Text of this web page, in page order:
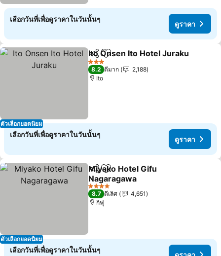
เลือกวันที่เพื่อดูราคาในวันนั้นๆ
ดูราคา
ตัวเลือกยอดนิยม
แชร์ เพิ่มในรายการโปรด
Ito Onsen Ito Hotel Juraku
3 ดาว
8.2 ดีมาก
2,188
Ito
เลือกวันที่เพื่อดูราคาในวันนั้นๆ
ดูราคา
ตัวเลือกยอดนิยม
แชร์ เพิ่มในรายการโปรด
Miyako Hotel Gifu
Nagaragawa
4 ดาว
8.7 ดีเลิศ
4,651
กิฟุ
เลือกวันที่เพื่อดูราคาในวันนั้นๆ